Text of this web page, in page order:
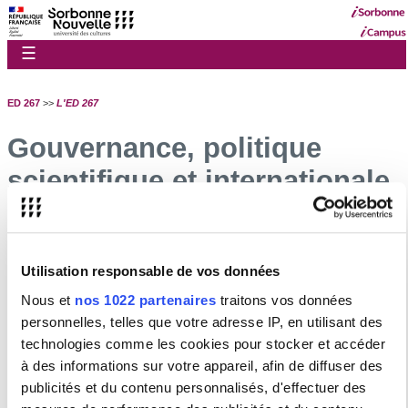
Utilisation responsable de vos données
Nous et nos 1022 partenaires traitons vos données
personnelles, telles que votre adresse IP, en utilisant des
technologies comme les cookies pour stocker et accéder
à des informations sur votre appareil, afin de diffuser des
publicités et du contenu personnalisés, d'effectuer des
☰
ED 267 >> L'ED 267
Gouvernance, politique
scientifique et internationale
de l'ED 267
internationale de l'ED 267
Conseil et bureau de l'école doctorale 267
Politique scientifique de l'ED 267
Politique internationale de l'ED 267
Règlement intérieur de l'ED 267